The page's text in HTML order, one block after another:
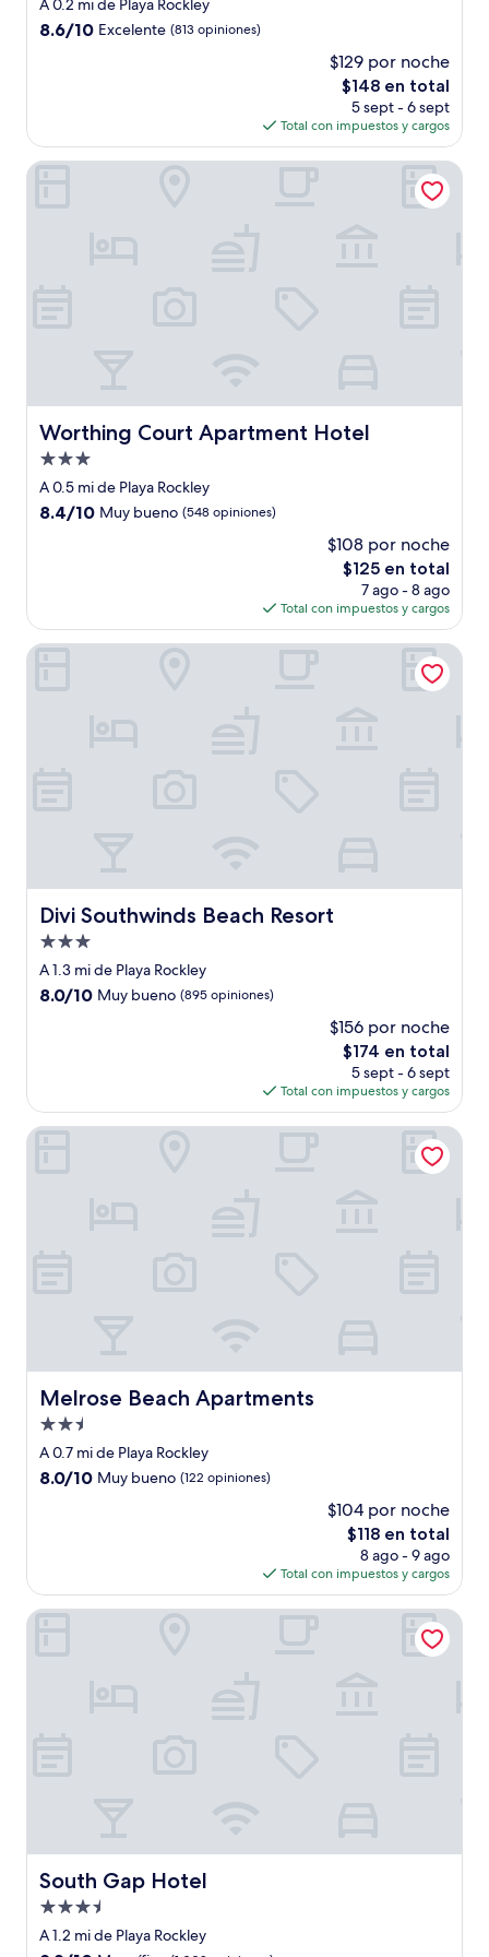
3.0
A 0.2 mi de Playa Rockley
8.6
8.6/10 Excelente (813 opiniones)
$129 por noche
El
precio
actual
es
de
$148 en total
5 sept - 6 sept
Total con impuestos y cargos
Worthing Court Apartment Hotel
Worthing Court Apartment Hotel
Propiedad
de
3.0
A 0.5 mi de Playa Rockley
8.4
opiniones)
8.4/10 Muy bueno (548 opiniones)
$108 por noche
El
precio
actual
es
de
$125 en total
7 ago - 8 ago
Total con impuestos y cargos
Worthing Court Apartment Hotel
Divi Southwinds Beach Resort
Divi Southwinds Beach Resort
Propiedad
de
3.0
A 1.3 mi de Playa Rockley
8.0
opiniones)
8.0/10 Muy bueno (895 opiniones)
$156 por noche
El
precio
actual
es
de
$174 en total
5 sept - 6 sept
Total con impuestos y cargos
Divi Southwinds Beach Resort
Melrose Beach Apartments
Melrose Beach Apartments
Propiedad
de
2.5
A 0.7 mi de Playa Rockley
8.0
opiniones)
8.0/10 Muy bueno (122 opiniones)
$104 por noche
El
precio
actual
es
de
$118 en total
8 ago - 9 ago
Total con impuestos y cargos
Melrose Beach Apartments
South Gap Hotel
South Gap Hotel
Propiedad
de
A 1.2 mi de Playa Rockley
South Gap Hotel